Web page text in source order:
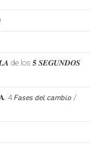
de los 𝟓 𝑺𝑬𝑮𝑼𝑵𝑫𝑶𝑺
𝘍𝘢𝘴𝘦𝘴 𝘥𝘦𝘭 𝘤𝘢𝘮𝘣𝘪𝘰 /